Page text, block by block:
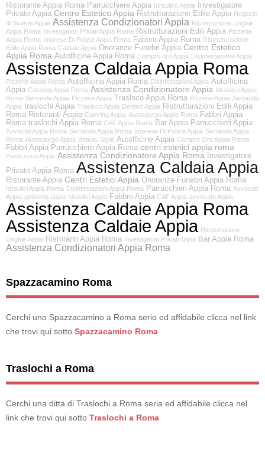
Ristorante Appia Roma Parrucchiere Appia Idraulico Appia
Investigatore
Privato Appia Centro Estetico Appia Ristrutturazione Edile Appia Negozio
di Scarpe Appia Assistenza Condizionatori Appia Ricostruzione Unghie
Appia Roma Investigatori Privati Appia Roma Ristrutturazioni Edili Appia Pizzeria
Appia Roma Imprese Di Pulizie Appia Roma Fabbro Appia Roma Ristrutturazione
Edile Appia Roma Caldaie Appia Onoranze Funebri Appia Centro Estetico
Appia Roma Autofficine Appia Roma Compro oro Appia Disinfestazione Appia
Assistenza Caldaia Appia Roma
Pizzerie Appia Roma Autofficina Appia Roma Disinfestazioni Appia Autofficina
Appia Catering Appia Roma Assistenza Condizionatore Appia Idraulico Appia
Roma Serrande Appia Pizzeria Appia Trasloco Appia Roma Pizzerie Appia Serranda
Appia traslochi Appia Trasloco Appia Dentisti Appia Ristrutturazioni Edili Appia
Roma Ristoranti Appia Catering Appia Autospurgo Appia Roma Fabbri Appia
Roma traslochi Appia Roma CAF Appia Roma Bar Appia Parrucchieri Appia
Avvocati Appia Roma Serranda Appia Roma Imprese Di Pulizie Appia Serrande Appia
Roma Autospurgo Appia Beauty Style Autofficine Appia Compro Oro Appia Roma
Fabbri Appia Parrucchiere Appia Roma centri estetici appia roma
Pasticceria Appia Assistenza Condizionatore Appia Roma
Investigatore
Privato Appia Roma Assistenza Caldaia Appia
Ristorante Appia Centri Estetici Appia Onoranze Funebri Appia Roma
Idraulici Appia Roma Disinfestazioni Appia Roma Parrucchieri Appia Roma Avvocati
Appia gelateria appia Idraulici Appia Fabbro Appia CAF Appia avvocato Appia
Assistenza Caldaie Appia Roma
Assistenza Caldaie Appia Ricostruzione
Unghie Appia Ristoranti Appia Roma Investigatori Privati Appia Bar Appia Roma
Assistenza Condizionatori Appia Roma
Spazzacamino Roma
Cerchi uno Spazzacamino a Roma serio ed affidabile clicca nel link
che trovi qui sotto Spazzacamino Roma
Traslochi a Roma
Cerchi una ditta di Traslochi a Roma seria ed affidabile clicca nel
link che trovi qui sotto Traslochi a Roma